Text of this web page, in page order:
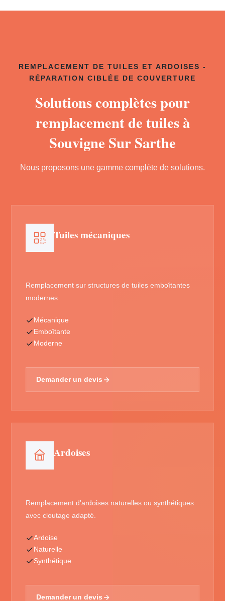
REMPLACEMENT DE TUILES ET ARDOISES -
RÉPARATION CIBLÉE DE COUVERTURE
Solutions complètes pour
remplacement de tuiles à
Souvigne Sur Sarthe
Nous proposons une gamme complète de solutions.
Tuiles mécaniques
Remplacement sur structures de tuiles emboîtantes
modernes.
Mécanique
Emboîtante
Moderne
Demander un devis
Ardoises
Remplacement d'ardoises naturelles ou synthétiques
avec cloutage adapté.
Ardoise
Naturelle
Synthétique
Demander un devis